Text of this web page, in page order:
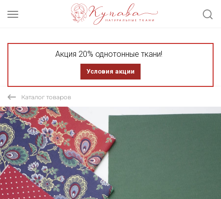
Акция 20% однотонные ткани!
Условия акции
Каталог товаров